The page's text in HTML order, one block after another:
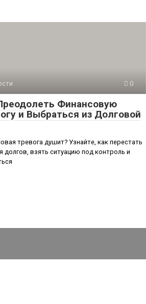
0
Финансовую
и Выбраться из Долговой
тревога душит? Узнайте, как перестать
долгов, взять ситуацию под контроль и